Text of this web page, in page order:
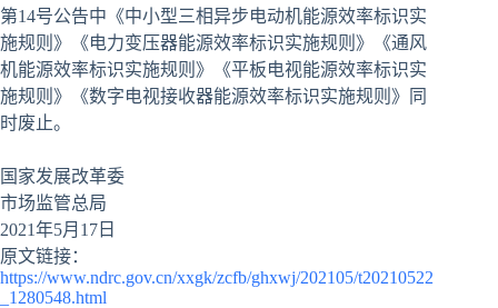
第14号公告中《中小型三相异步电动机能源效率标识实
施规则》《电力变压器能源效率标识实施规则》《通风
机能源效率标识实施规则》《平板电视能源效率标识实
施规则》《数字电视接收器能源效率标识实施规则》同
时废止。
国家发展改革委
市场监管总局
2021年5月17日
原文链接：
https://www.ndrc.gov.cn/xxgk/zcfb/ghxwj/202105/t20210522
_1280548.html